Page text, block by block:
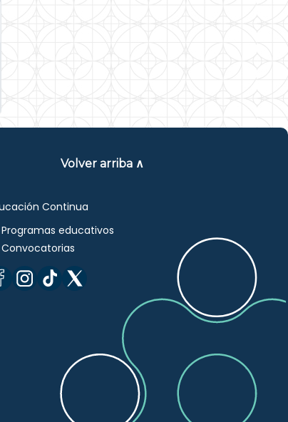
Volver arriba ∧
Continua
Programas educativos
Convocatorias